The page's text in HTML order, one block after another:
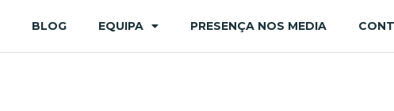
BLOG EQUIPA PRESENÇA NOS MEDIA